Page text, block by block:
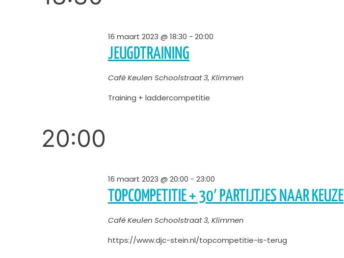
JEUGDTRAINING
16 maart 2023 @ 18:30 - 20:00
Café Keulen Schoolstraat 3, Klimmen
Training + laddercompetitie
20:00
TOPCOMPETITIE + 30′ PARTIJTJES NAAR KEUZE
16 maart 2023 @ 20:00 - 23:00
Café Keulen Schoolstraat 3, Klimmen
https://www.djc-stein.nl/topcompetitie-is-terug